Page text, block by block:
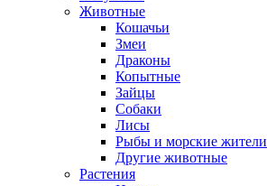
Животные
Кошачьи
Змеи
Драконы
Копытные
Зайцы
Собаки
Лисы
Рыбы и морские жители
Другие животные
Растения